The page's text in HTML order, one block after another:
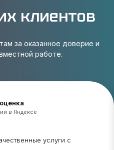
клиентов
за оказанное доверие и
работе.
в Яндексе
услуги с